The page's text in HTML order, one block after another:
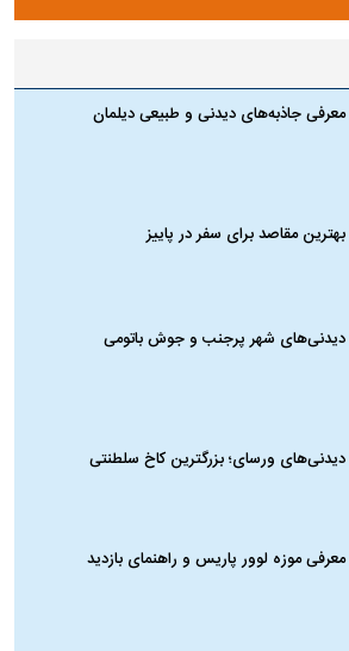
معرفی جاذبه‌های دیدنی و طبیعی دیلمان
بهترین مقاصد برای سفر در پاییز
دیدنی‌های شهر پرجنب و جوش باتومی
دیدنی‌های ورسای؛ بزرگترین کاخ سلطنتی
معرفی موزه لوور پاریس و راهنمای بازدید